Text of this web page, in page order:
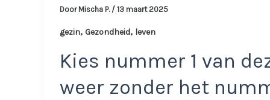
Door Mischa P. / 13 maart 2025
gezin, Gezondheid, leven
Kies nummer 1 van
weer zonder het